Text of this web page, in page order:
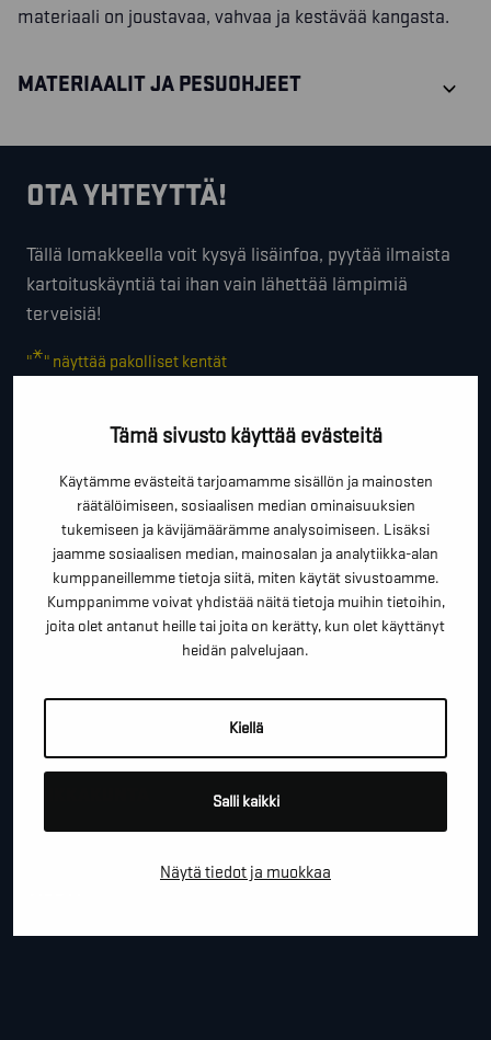
Tämä sivusto käyttää evästeitä
Käytämme evästeitä tarjoamamme sisällön ja mainosten
räätälöimiseen, sosiaalisen median ominaisuuksien
tukemiseen ja kävijämäärämme analysoimiseen. Lisäksi
jaamme sosiaalisen median, mainosalan ja analytiikka-alan
kumppaneillemme tietoja siitä, miten käytät sivustoamme.
Kumppanimme voivat yhdistää näitä tietoja muihin tietoihin,
joita olet antanut heille tai joita on kerätty, kun olet käyttänyt
heidän palvelujaan.
Kiellä
Salli kaikki
Näytä tiedot ja muokkaa
materiaali on joustavaa, vahvaa ja kestävää kangasta.
MATERIAALIT JA PESUOHJEET
OTA YHTEYTTÄ!
Tällä lomakkeella voit kysyä lisäinfoa, pyytää ilmaista
kartoituskäyntiä tai ihan vain lähettää lämpimiä
terveisiä!
"*" näyttää pakolliset kentät
PUHELINNUMERO *
SÄHKÖPOSTI *
YRITYS